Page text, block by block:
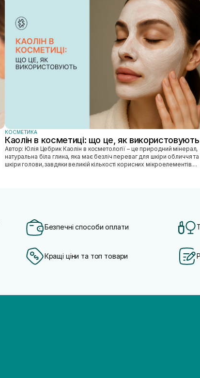
КОСМЕТИКА
Каолін в косметиці: що це, як використовують
Автор: Юлія Цебрик Каолін в косметології – це природний мінерал,
натуральна біла глина, яка має безліч переваг для шкіри обличчя та
шкіри голови, завдяки великій кількості корисних мікроелементів....
Безпечні способи оплати
Кращі ціни та топ товари